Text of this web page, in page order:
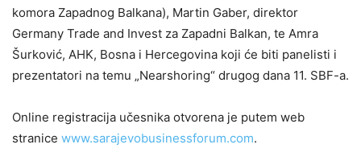
komora Zapadnog Balkana), Martin Gaber, direktor
Germany Trade and Invest za Zapadni Balkan, te Amra
Šurković, AHK, Bosna i Hercegovina koji će biti panelisti i
prezentatori na temu „Nearshoring“ drugog dana 11. SBF-a.
Online registracija učesnika otvorena je putem web
stranice www.sarajevobusinessforum.com.